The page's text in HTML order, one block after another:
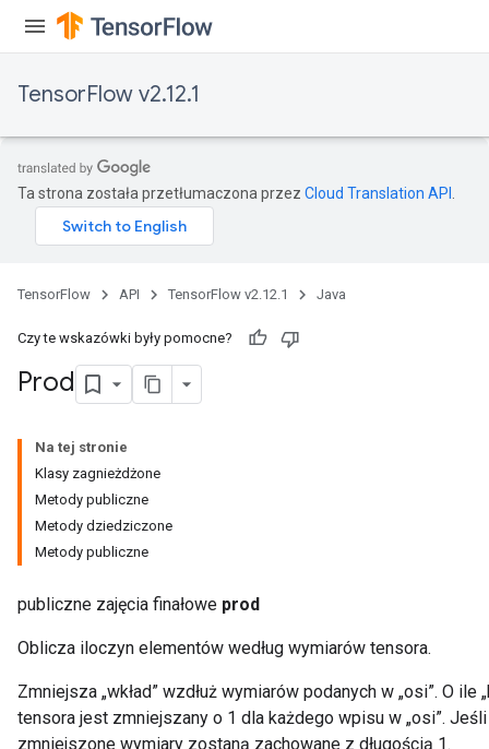
TensorFlow v2.12.1
Ta strona została przetłumaczona przez Cloud Translation API
TensorFlow API TensorFlow v2.12.1 Java
Czy te wskazówki były pomocne?
Prod
Na tej stronie
Klasy zagnieżdżone
Metody publiczne
Metody dziedziczone
Metody publiczne
publiczne zajęcia finałowe prod
Oblicza iloczyn elementów według wymiarów tensora.
Zmniejsza „wkład” wzdłuż wymiarów podanych w „osi”. O
tensora jest zmniejszany o 1 dla każdego wpisu w „osi”.
zmniejszone wymiary zostaną zachowane z długością 1.